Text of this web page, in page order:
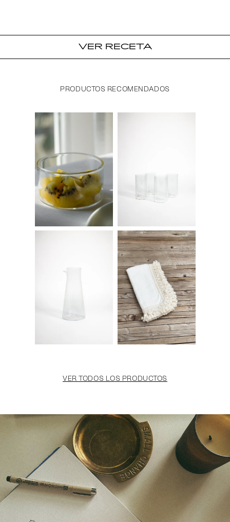
VER RECETA
PRODUCTOS RECOMENDADOS
VER TODOS LOS PRODUCTOS